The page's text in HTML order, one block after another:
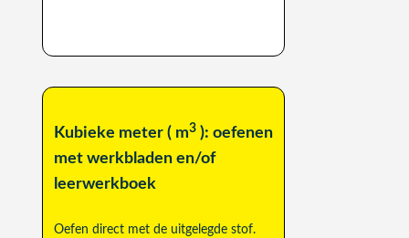
Kubieke meter ( m3 ): oefenen
met werkbladen en/of
leerwerkboek
Oefen direct met de uitgelegde stof.